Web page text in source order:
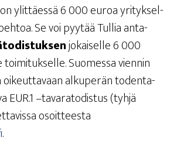
ylit­täes­sä 6 000 euroa yri­tyk­sel­
Se voi pyy­tää Tul­lia anta­
jokai­sel­le 6 000
Suo­mes­sa vien­nin
alku­pe­rän toden­ta­
EUR.1 –tava­ra­to­dis­tus (tyh­jä
osoit­tees­ta
.